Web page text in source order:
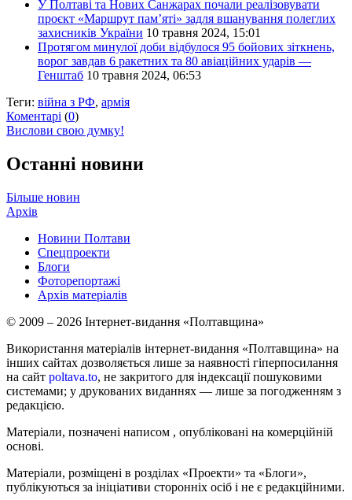
У Полтаві та Нових Санжарах почали реалізовувати
проєкт «Маршрут пам’яті» задля вшанування полеглих
захисників України 10 травня 2024, 15:01
Протягом минулої доби відбулося 95 бойових зіткнень,
ворог завдав 6 ракетних та 80 авіаційних ударів —
Генштаб 10 травня 2024, 06:53
Теги: війна з РФ, армія
Коментарі (0)
Вислови свою думку!
Останні новини
Більше новин
Архів
Новини Полтави
Спецпроекти
Блоги
Фоторепортажі
Архів матеріалів
© 2009 – 2026 Інтернет-видання «Полтавщина»
Використання матеріалів інтернет-видання «Полтавщина» на
інших сайтах дозволяється лише за наявності гіперпосилання
на сайт poltava.to, не закритого для індексації пошуковими
системами; у друкованих виданнях — лише за погодженням з
редакцією.
Матеріали, позначені написом , опубліковані на комерційній
основі.
Матеріали, розміщені в розділах «Проекти» та «Блоги»,
публікуються за ініціативи сторонніх осіб і не є редакційними.